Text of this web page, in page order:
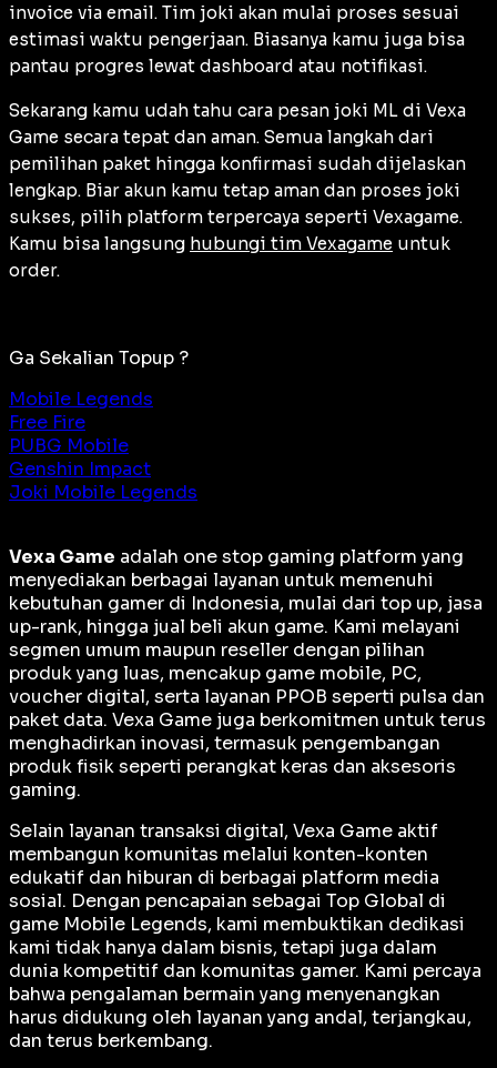
invoice via email. Tim joki akan mulai proses sesuai
estimasi waktu pengerjaan. Biasanya kamu juga bisa
pantau progres lewat dashboard atau notifikasi.
Sekarang kamu udah tahu cara pesan joki ML di Vexa
Game secara tepat dan aman. Semua langkah dari
pemilihan paket hingga konfirmasi sudah dijelaskan
lengkap. Biar akun kamu tetap aman dan proses joki
sukses, pilih platform terpercaya seperti Vexagame.
Kamu bisa langsung hubungi tim Vexagame untuk
order.
Ga Sekalian Topup ?
Mobile Legends
Free Fire
PUBG Mobile
Genshin Impact
Joki Mobile Legends
Vexa Game adalah one stop gaming platform yang
menyediakan berbagai layanan untuk memenuhi
kebutuhan gamer di Indonesia, mulai dari top up, jasa
up-rank, hingga jual beli akun game. Kami melayani
segmen umum maupun reseller dengan pilihan
produk yang luas, mencakup game mobile, PC,
voucher digital, serta layanan PPOB seperti pulsa dan
paket data. Vexa Game juga berkomitmen untuk terus
menghadirkan inovasi, termasuk pengembangan
produk fisik seperti perangkat keras dan aksesoris
gaming.
Selain layanan transaksi digital, Vexa Game aktif
membangun komunitas melalui konten-konten
edukatif dan hiburan di berbagai platform media
sosial. Dengan pencapaian sebagai Top Global di
game Mobile Legends, kami membuktikan dedikasi
kami tidak hanya dalam bisnis, tetapi juga dalam
dunia kompetitif dan komunitas gamer. Kami percaya
bahwa pengalaman bermain yang menyenangkan
harus didukung oleh layanan yang andal, terjangkau,
dan terus berkembang.